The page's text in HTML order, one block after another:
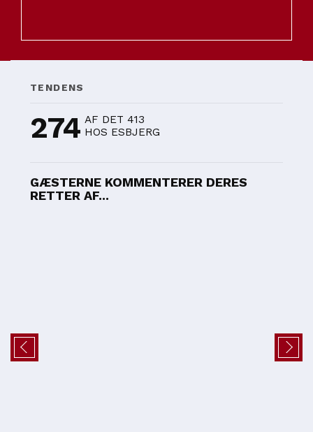
TENDENS
274 AF DET 413
HOS ESBJERG
GÆSTERNE KOMMENTERER DERES
RETTER AF...